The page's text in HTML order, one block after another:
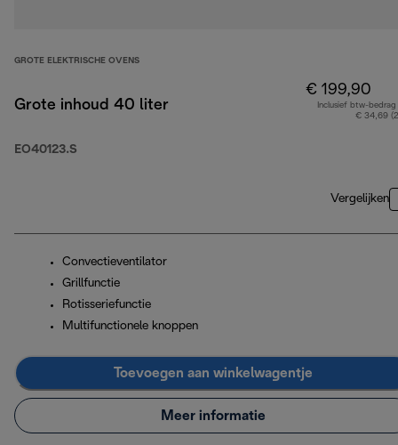
GROTE ELEKTRISCHE OVENS
Grote inhoud 40 liter
EO40123.S
€ 199,90
Inclusief btw-bedrag
€ 34,69
Vergelijken
Convectieventilator
Grillfunctie
Rotisseriefunctie
Multifunctionele knoppen
Toevoegen aan winkelwagentje
Meer informatie